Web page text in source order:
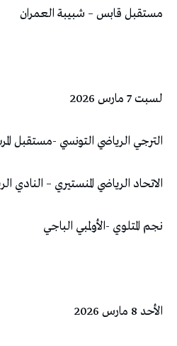
مستقبل قابس – شبيبة العمران
لسبت 7 مارس 2026
الترجي الرياضي التونسي -مستقبل
الاتحاد الرياضي المنستيري – النادي
نجم المتلوي -الأولمبي الباجي
الأحد 8 مارس 2026